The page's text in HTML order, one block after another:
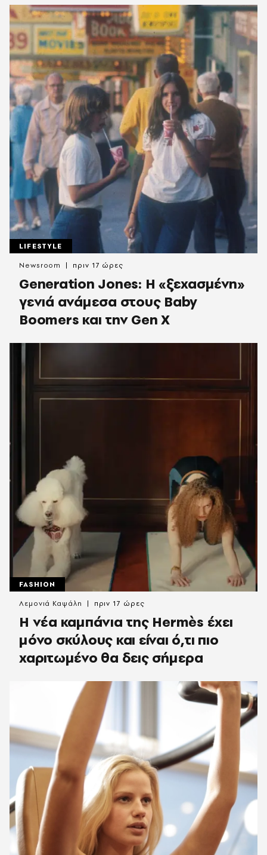
LIFESTYLE
Generation Jones: Η «ξεχασμένη»
γενιά ανάμεσα στους Baby
Boomers και την Gen X
Newsroom πριν 17 ώρες
FASHION
Η νέα καμπάνια της Hermès έχει
μόνο σκύλους και είναι ό,τι πιο
χαριτωμένο θα δεις σήμερα
Λεμονιά Καψάλη πριν 17 ώρες